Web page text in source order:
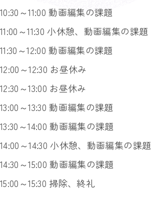
10:30～11:00 動画編集の課題
11:00～11:30 小休憩、動画編集の課題
11:30～12:00 動画編集の課題
12:00～12:30 お昼休み
12:30～13:00 お昼休み
13:00～13:30 動画編集の課題
13:30～14:00 動画編集の課題
14:00～14:30 小休憩、動画編集の課題
14:30～15:00 動画編集の課題
15:00～15:30 掃除、終礼